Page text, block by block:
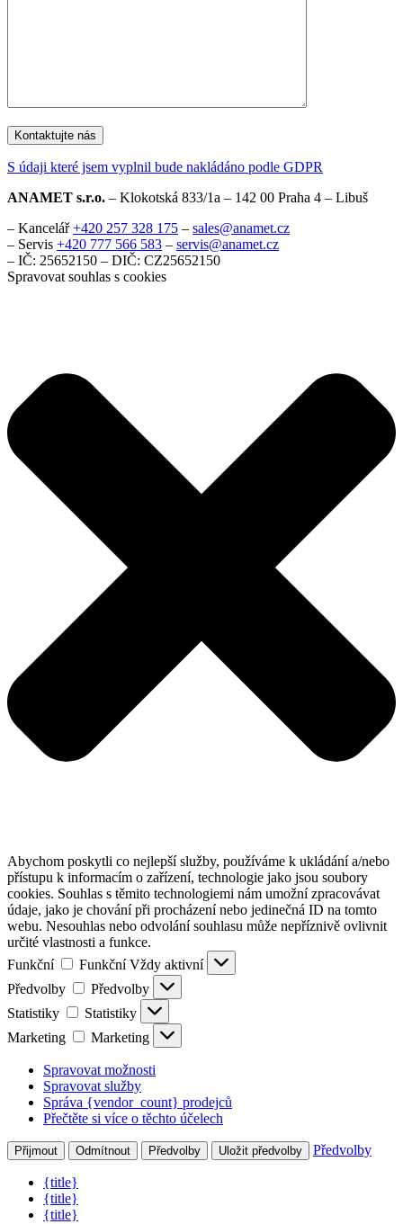
S údaji které jsem vyplnil bude nakládáno podle GDPR
ANAMET s.r.o. – Klokotská 833/1a – 142 00 Praha 4 – Libuš
– Kancelář+420 257 328 175 – sales@anamet.cz
– Servis +420 777 566 583 – servis@anamet.cz
– IČ: 25652150 – DIČ: CZ25652150
Spravovat souhlas s cookies
Abychom poskytli co nejlepší služby, používáme k ukládání a/nebo
přístupu k informacím o zařízení, technologie jako jsou soubory
cookies. Souhlas s těmito technologiemi nám umožní zpracovávat
údaje, jako je chování při procházení nebo jedinečná ID na tomto
webu. Nesouhlas nebo odvolání souhlasu může nepříznivě ovlivnit
určité vlastnosti a funkce.
Funkční
Funkční Vždy aktivní
Předvolby
Předvolby
Statistiky
Statistiky
Marketing
Marketing
Spravovat možnosti
Spravovat služby
Správa {vendor_count} prodejců
Přečtěte si více o těchto účelech
Přijmout Odmítnout Předvolby Uložit předvolby Předvolby
{title}
{title}
{title}